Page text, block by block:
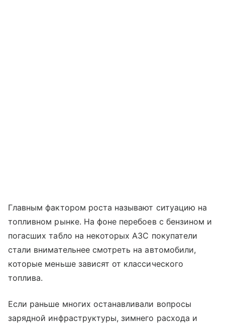
Главным фактором роста называют ситуацию на
топливном рынке. На фоне перебоев с бензином и
погасших табло на некоторых АЗС покупатели
стали внимательнее смотреть на автомобили,
которые меньше зависят от классического
топлива.
Если раньше многих останавливали вопросы
зарядной инфраструктуры, зимнего расхода и